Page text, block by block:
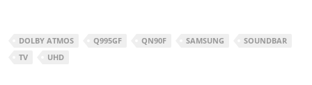
DOLBY ATMOS Q995GF QN90F SAMSUNG
SOUNDBAR
TV
UHD